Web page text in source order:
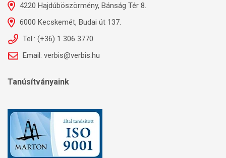
4220 Hajdúböszörmény, Bánság Tér 8.
6000 Kecskemét, Budai út 137.
Tel.: (+36) 1 306 3770
Email: verbis@verbis.hu
Tanúsítványaink